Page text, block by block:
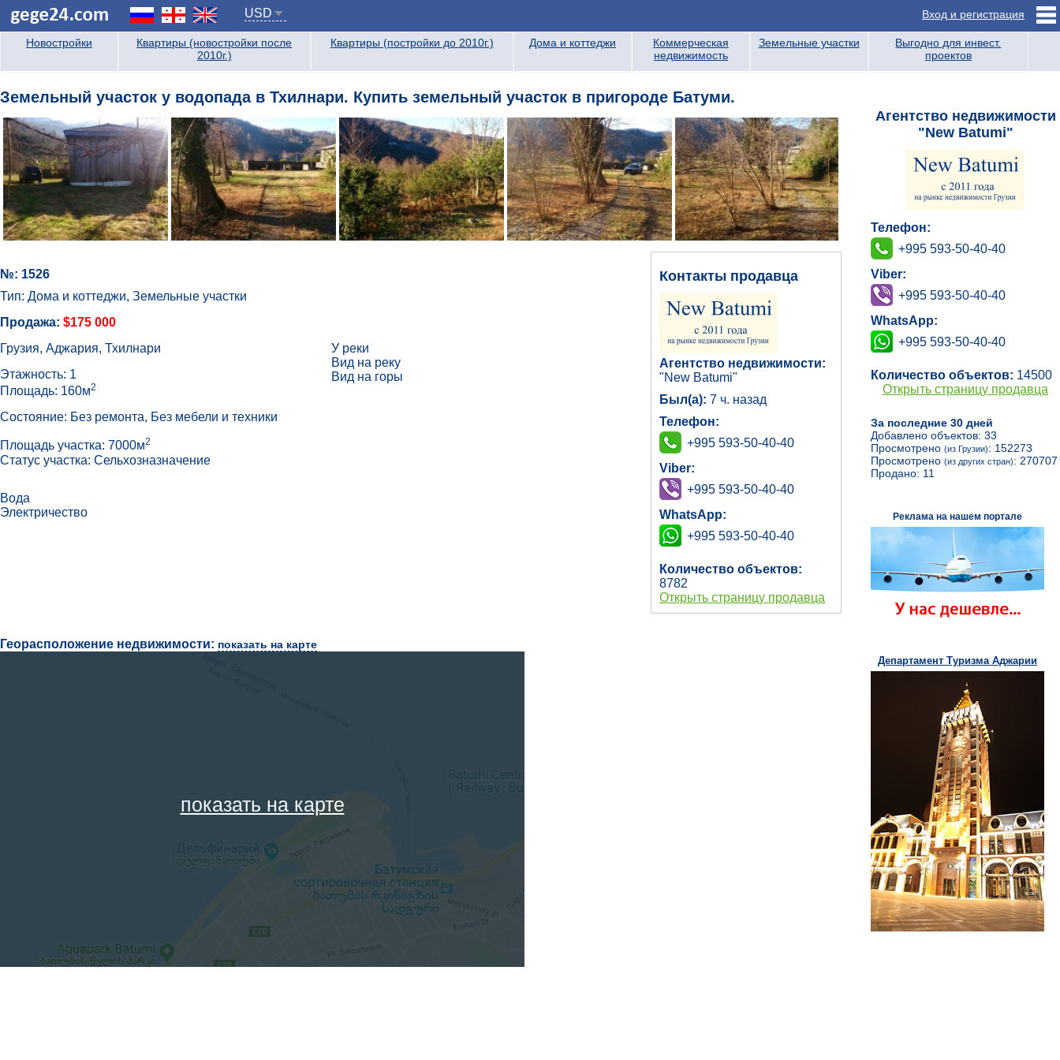
USD Вход и регистрация
Новостройки
Квартиры (новостройки после
2010г.)
Квартиры (постройки до 2010г.) Дома и коттеджи
Коммерческая
недвижимость
Земельные участки
Выгодно для инвест.
проектов
Земельный участок у водопада в Тхилнари. Купить земельный участок в пригороде Батуми.
№: 1526
Тип: Дома и коттеджи, Земельные участки
Продажа: $175 000
Грузия, Аджария, Тхилнари
Этажность: 1
Площадь: 160м2
Состояние: Без ремонта, Без мебели и техники
Площадь участка: 7000м2
Статус участка: Сельхозназначение
У реки
Вид на реку
Вид на горы
Вода
Электричество
Контакты продавца
Агентство недвижимости:
"New Batumi"
Был(а): 7 ч. назад
Телефон:
+995 593-50-40-40
Viber:
+995 593-50-40-40
WhatsApp:
+995 593-50-40-40
Количество объектов:
8782
Открыть страницу продавца
Георасположение недвижимости: показать на карте
показать на карте
Агентство недвижимости
"New Batumi"
Телефон:
+995 593-50-40-40
Viber:
+995 593-50-40-40
WhatsApp:
+995 593-50-40-40
Количество объектов: 14500
Открыть страницу продавца
За последние 30 дней
Добавлено объектов: 33
Просмотрено (из Грузии): 152273
Просмотрено (из других стран): 270707
Продано: 11
Реклама на нашем портале
Департамент Туризма Аджарии